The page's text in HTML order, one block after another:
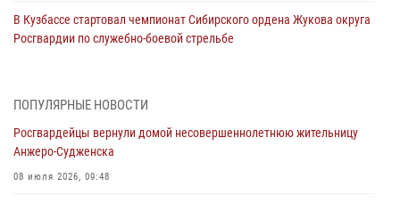
В Кузбассе стартовал чемпионат Сибирского ордена Жукова округа
Росгвардии по служебно-боевой стрельбе
Росгвардейцы задержали в Кемерове дебошира, устроившего
05 августа 2026, 09:30
Росгвардейцы задержали участника драки, причинившего побои
ПОПУЛЯРНЫЕ НОВОСТИ
Росгвардейцы вернули домой несовершеннолетнюю жительницу
Анжеро-Судженска
08 июля 2026, 09:48